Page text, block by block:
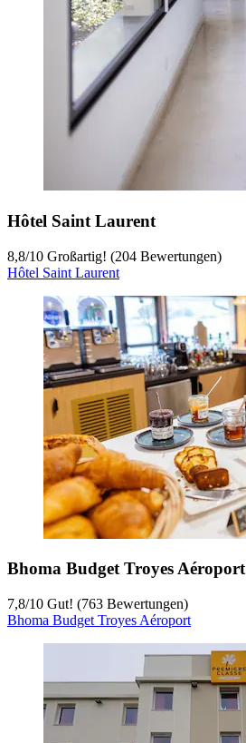
Hôtel Saint Laurent
8,8/10 Großartig! (204 Bewertungen)
Hôtel Saint Laurent
Bhoma Budget Troyes Aéroport
7,8/10 Gut! (763 Bewertungen)
Bhoma Budget Troyes Aéroport